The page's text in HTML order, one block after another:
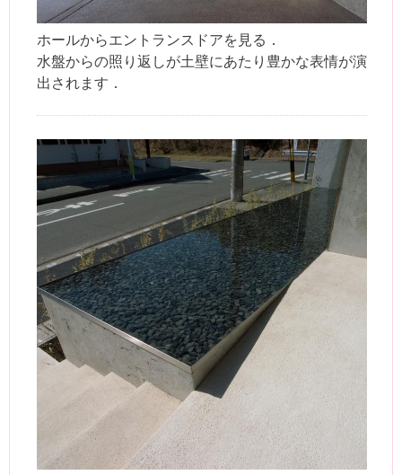
ホールからエントランスドアを見る．
水盤からの照り返しが土壁にあたり豊かな表情が演
出されます．